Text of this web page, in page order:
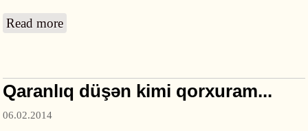
Read more
Qaranlıq düşən kimi qorxuram...
06.02.2014